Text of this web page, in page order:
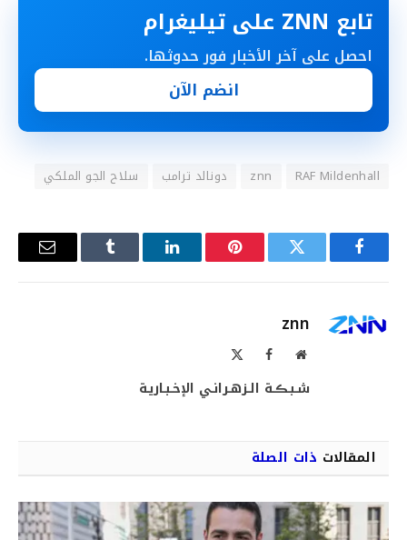
تابع ZNN على تيليغرام
احصل على آخر الأخبار فور حدوثها.
انضم الآن
RAF Mildenhall
znn دونالد ترامب سلاح الجو الملكي
فيسبوك تويتر بينتيريستلينكدإن Tumblr
البريد
znn
موقع فيسبوك
شـبـڪـة الـزهـرانـي الإخـبـاريـة
المقالات ذات الصلة